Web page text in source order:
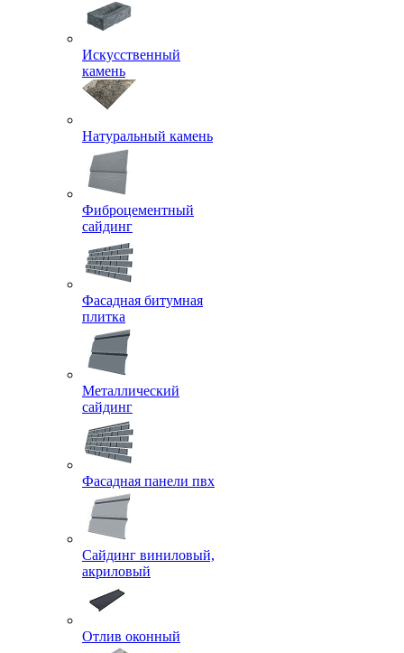
Искусственный
камень
Натуральный камень
Фиброцементный
сайдинг
Фасадная битумная
плитка
Металлический
сайдинг
Фасадная панели пвх
Сайдинг виниловый,
акриловый
Отлив оконный